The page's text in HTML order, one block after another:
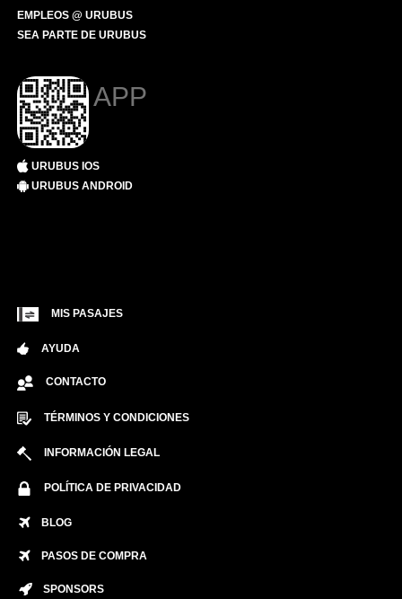
EMPLEOS @ URUBUS
SEA PARTE DE URUBUS
APP
URUBUS IOS
URUBUS ANDROID
MIS PASAJES
AYUDA
CONTACTO
TÉRMINOS Y CONDICIONES
INFORMACIÓN LEGAL
POLÍTICA DE PRIVACIDAD
BLOG
PASOS DE COMPRA
SPONSORS